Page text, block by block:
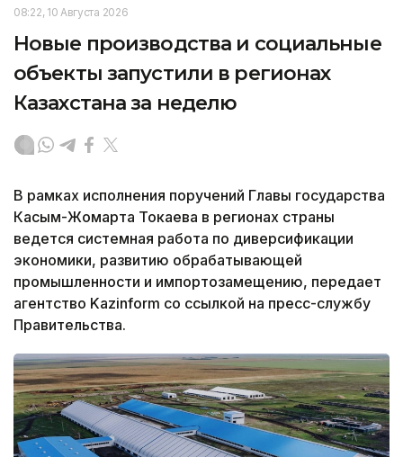
08:22, 10 Августа 2026
Новые производства и социальные
объекты запустили в регионах
Казахстана за неделю
В рамках исполнения поручений Главы государства
Касым-Жомарта Токаева в регионах страны
ведется системная работа по диверсификации
экономики, развитию обрабатывающей
промышленности и импортозамещению, передает
агентство Kazinform со ссылкой на пресс-службу
Правительства.